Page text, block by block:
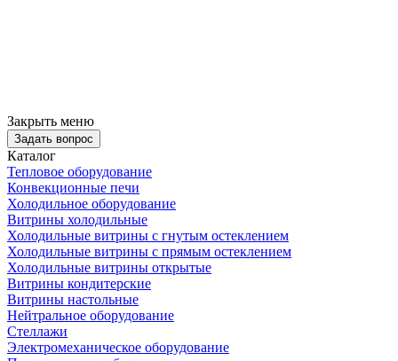
Закрыть меню
Задать вопрос
Каталог
Тепловое оборудование
Конвекционные печи
Холодильное оборудование
Витрины холодильные
Холодильные витрины с гнутым остеклением
Холодильные витрины с прямым остеклением
Холодильные витрины открытые
Витрины кондитерские
Витрины настольные
Нейтральное оборудование
Стеллажи
Электромеханическое оборудование